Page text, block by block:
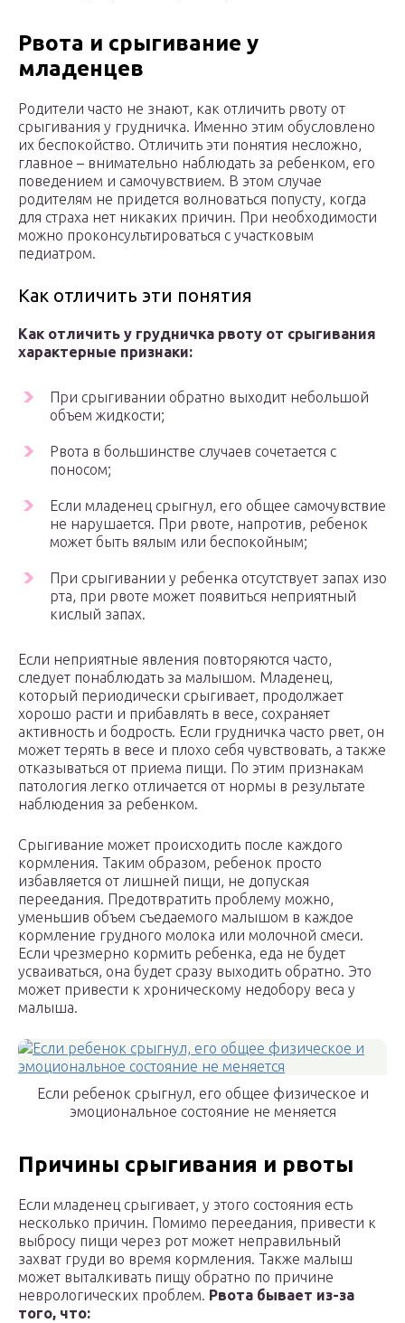
Рвота и срыгивание у
младенцев
Родители часто не знают, как отличить рвоту от
срыгивания у грудничка. Именно этим обусловлено
их беспокойство. Отличить эти понятия несложно,
главное – внимательно наблюдать за ребенком, его
поведением и самочувствием. В этом случае
родителям не придется волноваться попусту, когда
для страха нет никаких причин. При необходимости
можно проконсультироваться с участковым
педиатром.
Как отличить эти понятия
Как отличить у грудничка рвоту от срыгивания
характерные признаки:
При срыгивании обратно выходит небольшой
объем жидкости;
Рвота в большинстве случаев сочетается с
поносом;
Если младенец срыгнул, его общее самочувствие
не нарушается. При рвоте, напротив, ребенок
может быть вялым или беспокойным;
При срыгивании у ребенка отсутствует запах изо
рта, при рвоте может появиться неприятный
кислый запах.
Если неприятные явления повторяются часто,
следует понаблюдать за малышом. Младенец,
который периодически срыгивает, продолжает
хорошо расти и прибавлять в весе, сохраняет
активность и бодрость. Если грудничка часто рвет, он
может терять в весе и плохо себя чувствовать, а также
отказываться от приема пищи. По этим признакам
патология легко отличается от нормы в результате
наблюдения за ребенком.
Срыгивание может происходить после каждого
кормления. Таким образом, ребенок просто
избавляется от лишней пищи, не допуская
переедания. Предотвратить проблему можно,
уменьшив объем съедаемого малышом в каждое
кормление грудного молока или молочной смеси.
Если чрезмерно кормить ребенка, еда не будет
усваиваться, она будет сразу выходить обратно. Это
может привести к хроническому недобору веса у
малыша.
Если ребенок срыгнул, его общее физическое и
эмоциональное состояние не меняется
Причины срыгивания и рвоты
Если младенец срыгивает, у этого состояния есть
несколько причин. Помимо переедания, привести к
выбросу пищи через рот может неправильный
захват груди во время кормления. Также малыш
может выталкивать пищу обратно по причине
неврологических проблем. Рвота бывает из-за
того, что: